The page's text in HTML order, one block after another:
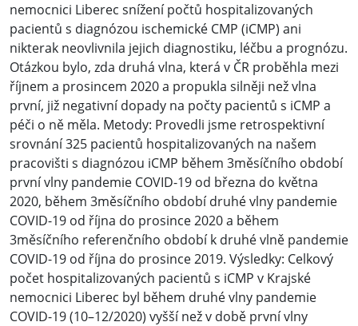
nemocnici Liberec snížení počtů hospitalizovaných
pacientů s dia­gnózou ischemické CMP (iCMP) ani
nikterak neovlivnila jejich dia­gnostiku, léčbu a prognózu.
Otázkou bylo, zda druhá vlna, která v ČR proběhla mezi
říjnem a prosincem 2020 a propukla silněji než vlna
první, již negativní dopady na počty pacientů s iCMP a
péči o ně měla. Metody: Provedli jsme retrospektivní
srovnání 325 pacientů hospitalizovaných na našem
pracovišti s dia­gnózou iCMP během 3měsíčního období
první vlny pandemie COVID-19 od března do května
2020, během 3měsíčního období druhé vlny pandemie
COVID-19 od října do prosince 2020 a během
3měsíčního referenčního období k druhé vlně pandemie
COVID-19 od října do prosince 2019. Výsledky: Celkový
počet hospitalizovaných pacientů s iCMP v Krajské
nemocnici Liberec byl během druhé vlny pandemie
COVID-19 (10–12/2020) vyšší než v době první vlny